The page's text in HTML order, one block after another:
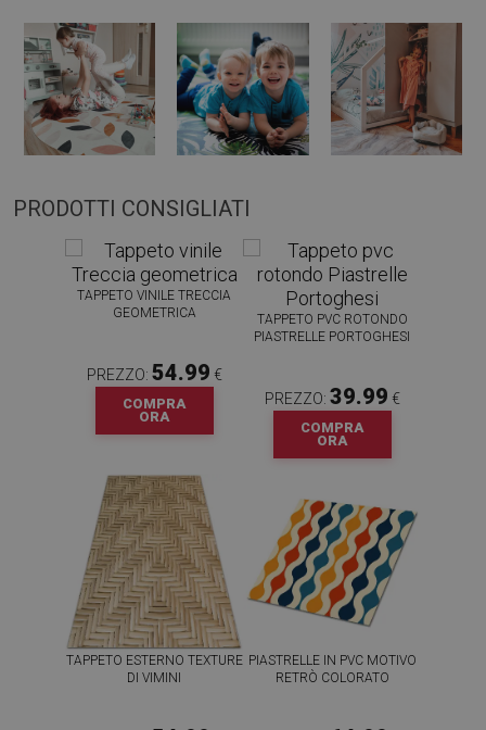
PRODOTTI CONSIGLIATI
TAPPETO VINILE TRECCIA
GEOMETRICA
PREZZO: 54.99 €
COMPRA
ORA
TAPPETO PVC ROTONDO
PIASTRELLE PORTOGHESI
PREZZO: 39.99 €
COMPRA
ORA
TAPPETO ESTERNO TEXTURE
DI VIMINI
PIASTRELLE IN PVC MOTIVO
RETRÒ COLORATO